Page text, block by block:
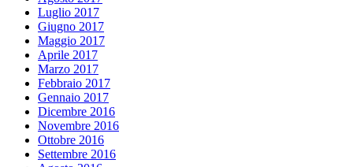
Luglio 2017
Giugno 2017
Maggio 2017
Aprile 2017
Marzo 2017
Febbraio 2017
Gennaio 2017
Dicembre 2016
Novembre 2016
Ottobre 2016
Settembre 2016